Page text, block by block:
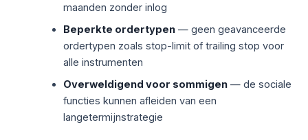
maanden zonder inlog
Beperkte ordertypen— geen geavanceerde
ordertypen zoals stop-limit of trailing stop voor
alle instrumenten
Overweldigend voor sommigen— de sociale
functies kunnen afleiden van een
langetermijnstrategie